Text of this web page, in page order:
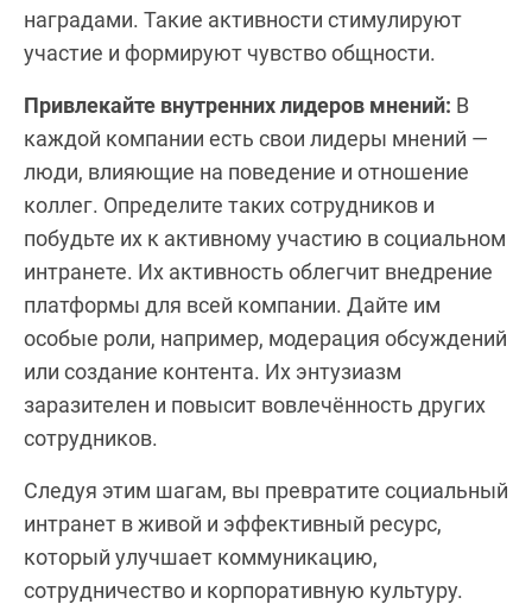
наградами. Такие активности стимулируют
участие и формируют чувство общности.
Привлекайте внутренних лидеров мнений: В
каждой компании есть свои лидеры мнений —
люди, влияющие на поведение и отношение
коллег. Определите таких сотрудников и
побудьте их к активному участию в социальном
интранете. Их активность облегчит внедрение
платформы для всей компании. Дайте им
особые роли, например, модерация обсуждений
или создание контента. Их энтузиазм
заразителен и повысит вовлечённость других
сотрудников.
Следуя этим шагам, вы превратите социальный
интранет в живой и эффективный ресурс,
который улучшает коммуникацию,
сотрудничество и корпоративную культуру.